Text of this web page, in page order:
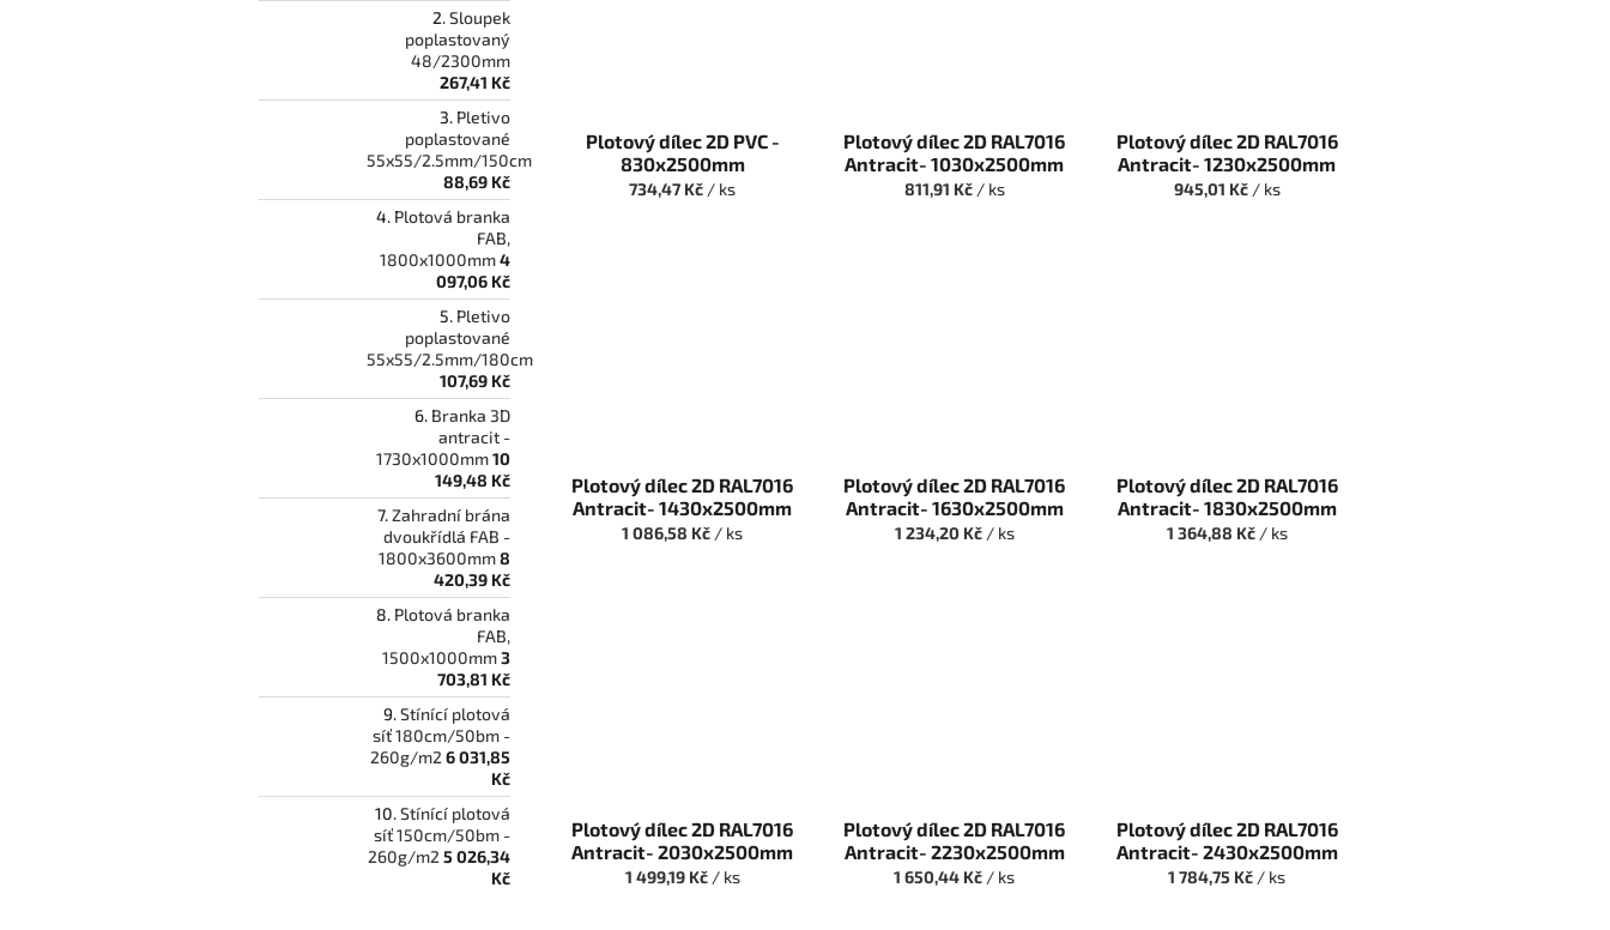
Sloupek
poplastovaný
48/2300mm
267,41 Kč
Pletivo
poplastované
55x55/2.5mm/150cm
88,69 Kč
Plotová branka
FAB,
1800x1000mm4
097,06 Kč
Pletivo
poplastované
55x55/2.5mm/180cm
107,69 Kč
Branka 3D
antracit -
1730x1000mm10
149,48 Kč
Zahradní brána
dvoukřídlá FAB -
1800x3600mm8
420,39 Kč
Plotová branka
FAB,
1500x1000mm3
703,81 Kč
Stínící plotová
síť 180cm/50bm -
260g/m2 6 031,85
Kč
Stínící plotová
síť 150cm/50bm -
260g/m2 5 026,34
Kč
Plotový dílec 2D PVC -
830x2500mm
734,47 Kč / ks
Plotový dílec 2D RAL7016
Antracit- 1030x2500mm
811,91 Kč / ks
Plotový dílec 2D RAL7016
Antracit- 1230x2500mm
945,01 Kč / ks
Plotový dílec 2D RAL7016
Antracit- 1430x2500mm
1 086,58 Kč / ks
Plotový dílec 2D RAL7016
Antracit- 1630x2500mm
1 234,20 Kč / ks
Plotový dílec 2D RAL7016
Antracit- 1830x2500mm
1 364,88 Kč / ks
Plotový dílec 2D RAL7016
Antracit- 2030x2500mm
1 499,19 Kč / ks
Plotový dílec 2D RAL7016
Antracit- 2230x2500mm
1 650,44 Kč / ks
Plotový dílec 2D RAL7016
Antracit- 2430x2500mm
1 784,75 Kč / ks